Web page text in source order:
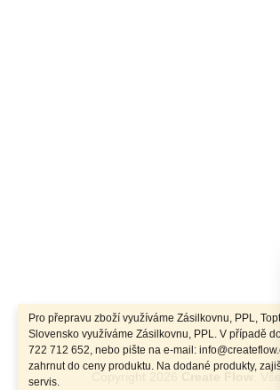
Pro přepravu zboží využíváme Zásilkovnu, PPL,
Slovensko využíváme Zásilkovnu, PPL. V případě
722 712 652, nebo pište na e-mail:
zahrnut do ceny produktu. Na dodané produkty,
servis.
.